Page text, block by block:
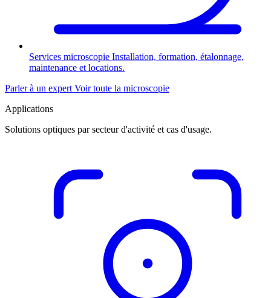
Services microscopie Installation, formation, étalonnage,
maintenance et locations.
Parler à un expert Voir toute la microscopie
Applications
Solutions optiques par secteur d'activité et cas d'usage.